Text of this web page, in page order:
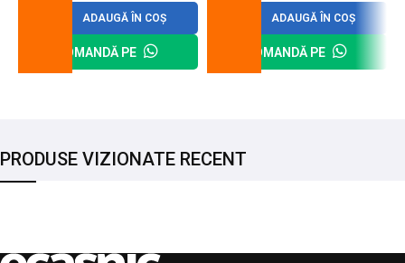
ADAUGĂ ÎN COȘ
COMANDĂ PE
ADAUGĂ ÎN COȘ
COMANDĂ PE
PRODUSE VIZIONATE RECENT